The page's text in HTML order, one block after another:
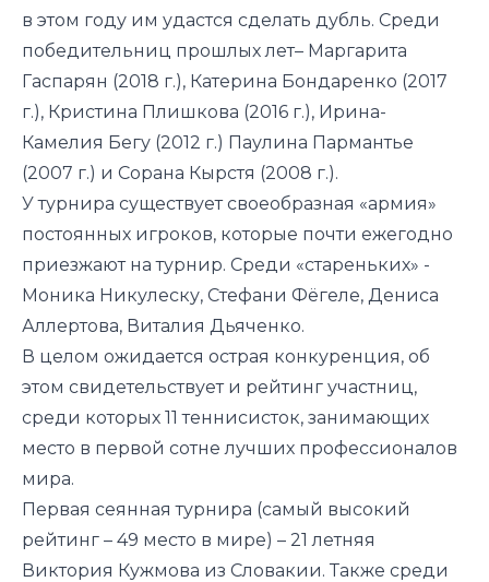
в этом году им удастся сделать дубль. Среди
победительниц прошлых лет– Маргарита
Гаспарян (2018 г.), Катерина Бондаренко (2017
г.), Кристина Плишкова (2016 г.), Ирина-
Камелия Бегу (2012 г.) Паулина Пармантье
(2007 г.) и Сорана Кырстя (2008 г.).
У турнира существует своеобразная «армия»
постоянных игроков, которые почти ежегодно
приезжают на турнир. Среди «стареньких» -
Моника Никулеску, Стефани Фёгеле, Дениса
Аллертова, Виталия Дьяченко.
В целом ожидается острая конкуренция, об
этом свидетельствует и рейтинг участниц,
среди которых 11 теннисисток, занимающих
место в первой сотне лучших профессионалов
мира.
Первая сеянная турнира (самый высокий
рейтинг – 49 место в мире) – 21 летняя
Виктория Кужмова из Словакии. Также среди